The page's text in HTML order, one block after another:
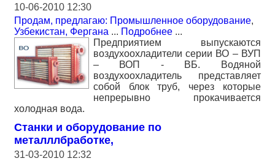
10-06-2010 12:30
Продам, предлагаю: Промышленное оборудование,
Узбекистан, Фергана ... Подробнее ...
Предприятием выпускаются
воздухоохладители серии ВО – ВУП
– ВОП - ВБ. Водяной
воздухоохладитель представляет
собой блок труб, через которые
непрерывно прокачивается
холодная вода.
Станки и оборудование по
металллбработке,
31-03-2010 12:32